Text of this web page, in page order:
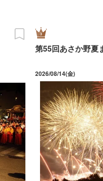
第55回あさか野夏
2026/08/14(金)